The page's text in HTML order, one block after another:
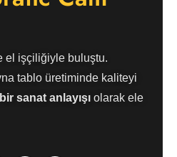
el işçiliğiyle buluştu.
tablo üretiminde kaliteyi
bir sanat anlayışı olarak ele